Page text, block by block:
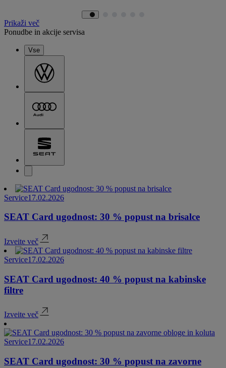
Prikaži več
Ponudbe in akcije servisa
Vse
Service17.02.2026
SEAT Card ugodnost: 30 % popust na brisalce
Izveite več
Service17.02.2026
SEAT Card ugodnost: 40 % popust na kabinske
filtre
Izveite več
Service17.02.2026
SEAT Card ugodnost: 30 % popust na zavorne